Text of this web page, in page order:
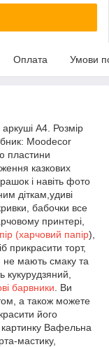
Оплата Умови
А4. Розмір
Moodecor
пластини
казкових
і навіть фото
діткам,удиві
бабочки все
принтері,
(харчовий папір),
прикрасити торт,
не мають смаку та
кукурудзяний,
барвники . Ви
а також можете
його
Вафельна
мастику,